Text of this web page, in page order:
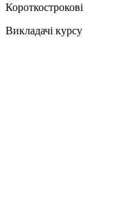
Короткострокові
Викладачі курсу